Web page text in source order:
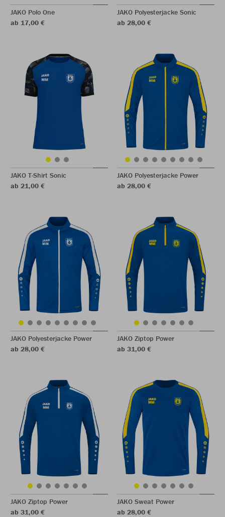
JAKO Polo One
ab 17,00 €
JAKO Polyesterjacke Sonic
ab 28,00 €
JAKO T-Shirt Sonic
ab 21,00 €
JAKO Polyesterjacke Power
ab 28,00 €
JAKO Polyesterjacke Power
ab 28,00 €
JAKO Ziptop Power
ab 31,00 €
JAKO Ziptop Power
ab 31,00 €
JAKO Sweat Power
ab 28,00 €